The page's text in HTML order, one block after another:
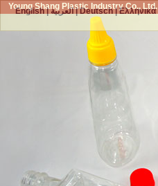
Young Shang Plastic Industry Co., Ltd.
English|العربية|Deutsch|Ελληνικά|